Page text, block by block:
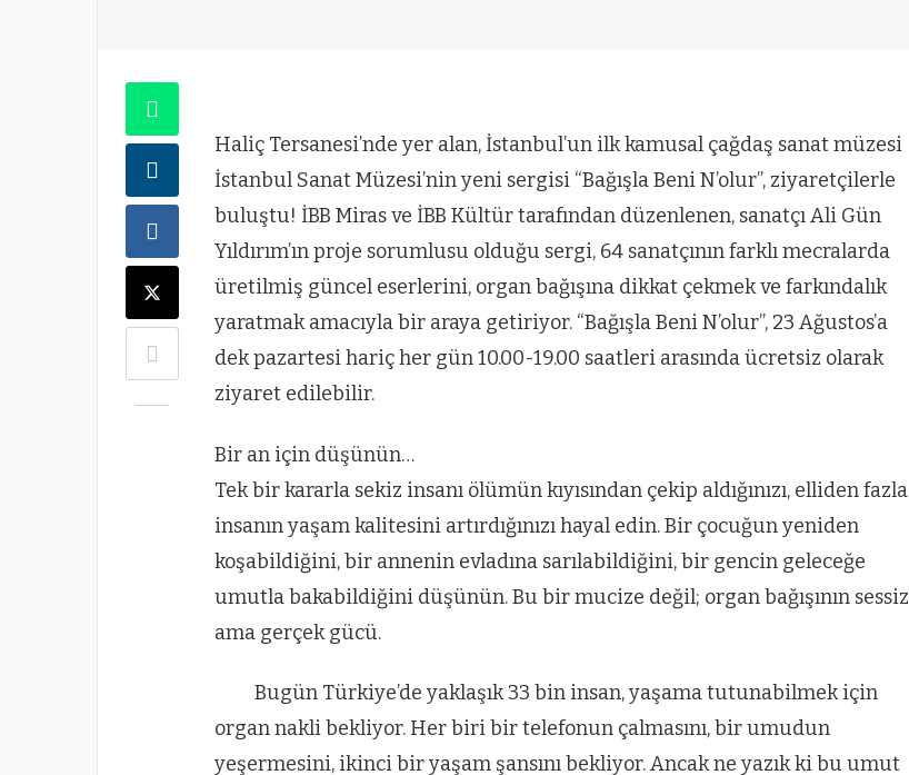
Haliç Tersanesi’nde yer alan, İstanbul’un ilk kamusal çağdaş sanat müzesi
İstanbul Sanat Müzesi’nin yeni sergisi “Bağışla Beni N’olur”, ziyaretçilerle
buluştu! İBB Miras ve İBB Kültür tarafından düzenlenen, sanatçı Ali Gün
Yıldırım’ın proje sorumlusu olduğu sergi, 64 sanatçının farklı mecralarda
üretilmiş güncel eserlerini, organ bağışına dikkat çekmek ve farkındalık
yaratmak amacıyla bir araya getiriyor. “Bağışla Beni N’olur”, 23 Ağustos’a
dek pazartesi hariç her gün 10.00-19.00 saatleri arasında ücretsiz olarak
ziyaret edilebilir.
Bir an için düşünün…
Tek bir kararla sekiz insanı ölümün kıyısından çekip aldığınızı, elliden fazla
insanın yaşam kalitesini artırdığınızı hayal edin. Bir çocuğun yeniden
koşabildiğini, bir annenin evladına sarılabildiğini, bir gencin geleceğe
umutla bakabildiğini düşünün. Bu bir mucize değil; organ bağışının sessiz
ama gerçek gücü.
Bugün Türkiye’de yaklaşık 33 bin insan, yaşama tutunabilmek için
organ nakli bekliyor. Her biri bir telefonun çalmasını, bir umudun
yeşermesini, ikinci bir yaşam şansını bekliyor. Ancak ne yazık ki bu umut